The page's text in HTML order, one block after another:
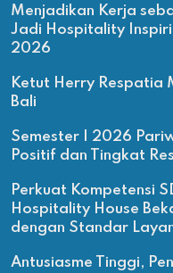
Menjadikan Kerja
Jadi Hospitality
2026
Ketut Herry Respatia
Bali
Semester I 2026
Positif dan Tingkat
Perkuat Kompetensi
Hospitality House
dengan Standar
Antusiasme Tinggi,